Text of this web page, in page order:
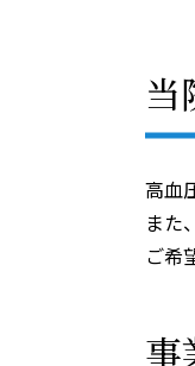
当
高血
また
ご希
事